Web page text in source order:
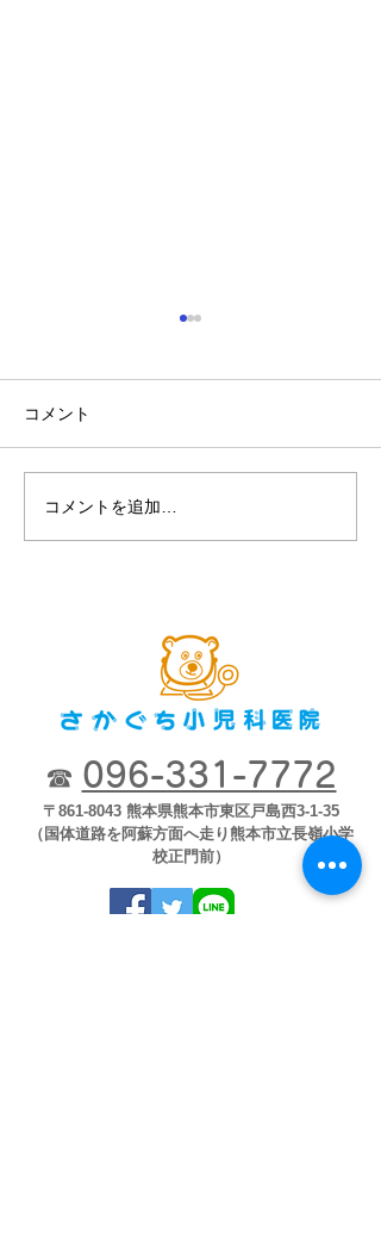
コメント
コメントを追加…
☎ 096-331-7772
〒861-8043 熊本県熊本市東区戸島西3-1-35
（国体道路を阿蘇方面へ走り熊本市立長嶺小学
校正門前）